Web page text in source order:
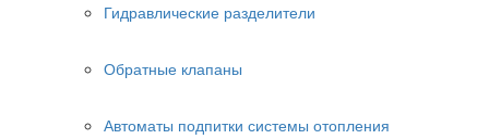
Гидравлические разделители
Обратные клапаны
Автоматы подпитки системы отопления